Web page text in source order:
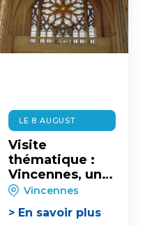
LE 8 AUGUST
Visite
thématique :
Vincennes, une
Histoire très
chrétienne, au
château de
Vincennes
> En savoir plus